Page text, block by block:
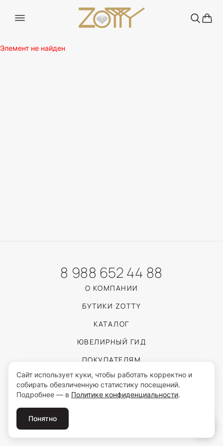
Элемент не найден
8 988 652 44 88
О КОМПАНИИ
БУТИКИ ZOTTY
КАТАЛОГ
ЮВЕЛИРНЫЙ ГИД
ПОКУПАТЕЛЯМ
Пользуясь сайтом, вы соглашаетесь с обработкой персональных данных
© 2026 ZOTTY · ИП Самойлова И.С.
Сайт использует куки, чтобы работать корректно и
собирать обезличенную статистику посещений.
Подробнее — в Политике конфиденциальности.
Понятно